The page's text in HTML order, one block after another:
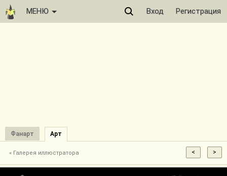
МЕНЮ Вход Регистрация
Фанарт Арт
« Галерея иллюстратора